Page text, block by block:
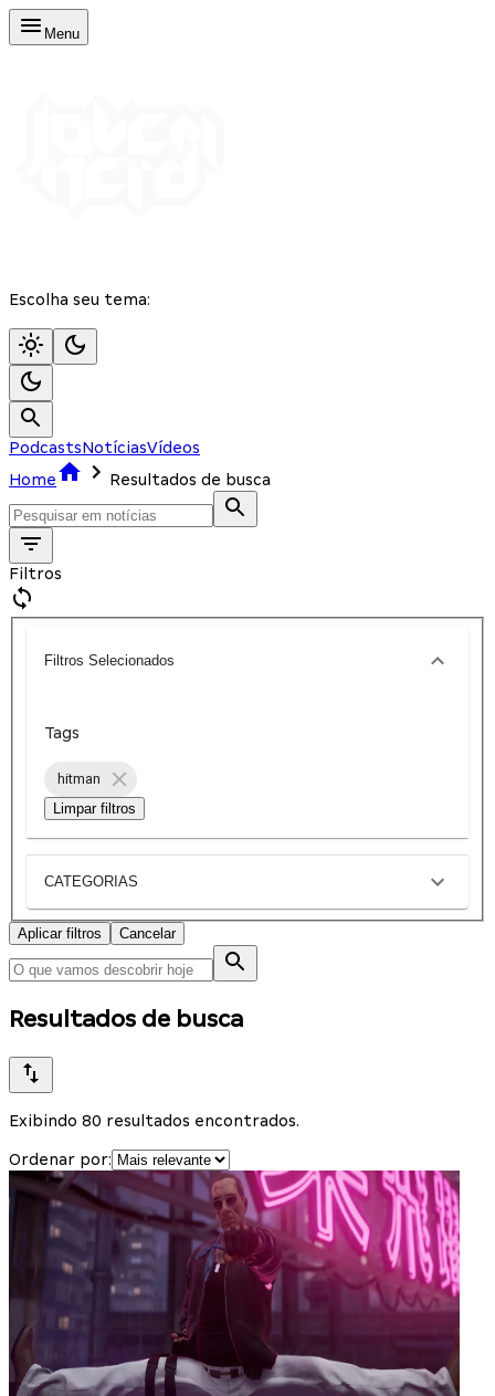
Menu
Escolha seu tema:
PodcastsNotíciasVídeos
Home
Resultados de busca
Filtros
Filtros Selecionados
Tags
hitman
Limpar filtros
CATEGORIAS
Aplicar filtros Cancelar
Resultados de busca
Exibindo 80 resultados encontrados.
Ordenar por: